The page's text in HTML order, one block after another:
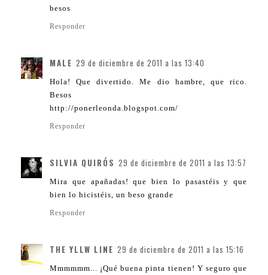
besos
Responder
MALE 29 de diciembre de 2011 a las 13:40
Hola! Que divertido. Me dio hambre, que rico.
Besos
http://ponerleonda.blogspot.com/
Responder
SILVIA QUIRÓS 29 de diciembre de 2011 a las 13:57
Mira que apañadas! que bien lo pasastéis y que
bien lo hicistéis, un beso grande
Responder
THE YLLW LINE 29 de diciembre de 2011 a las 15:16
Mmmmmm... ¡Qué buena pinta tienen! Y seguro que